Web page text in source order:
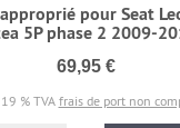
pour Seat
5P phase 2 2009-
69,95 €
% TVA frais de port non